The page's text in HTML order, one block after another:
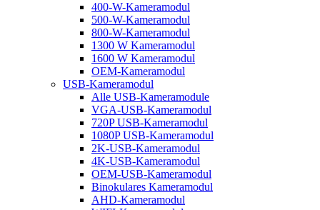
400-W-Kameramodul
500-W-Kameramodul
800-W-Kameramodul
1300 W Kameramodul
1600 W Kameramodul
OEM-Kameramodul
USB-Kameramodul
Alle USB-Kameramodule
VGA-USB-Kameramodul
720P USB-Kameramodul
1080P USB-Kameramodul
2K-USB-Kameramodul
4K-USB-Kameramodul
OEM-USB-Kameramodul
Binokulares Kameramodul
AHD-Kameramodul